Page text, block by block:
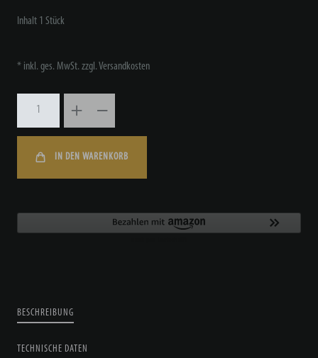
Inhalt 1 Stück
* inkl. ges. MwSt. zzgl.Versandkosten
IN DEN WARENKORB
BESCHREIBUNG
TECHNISCHE DATEN